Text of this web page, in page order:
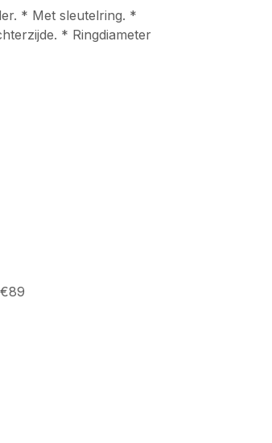
* Met sleutelring. *
* Ringdiameter